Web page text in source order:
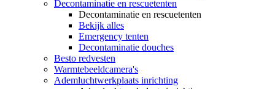
Decontaminatie en rescuetenten
Decontaminatie en rescuetenten
Bekijk alles
Emergency tenten
Decontaminatie douches
Besto redvesten
Warmtebeeldcamera's
Ademluchtwerkplaats inrichting